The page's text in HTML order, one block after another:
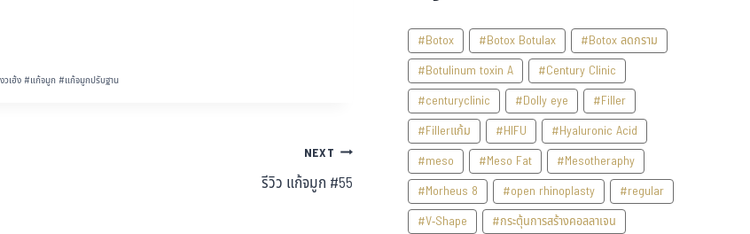
วเฮ้ง #แก้จมูก#แก้จมูกปรับฐาน
NEXT
รีวิว แก้จมูก #55
#Botox #Botox Botulax
#Botox ลดกราม
#Botulinum toxin A
#Century Clinic
#centuryclinic
#Dolly eye
#Filler
#Fillerแก้ม
#HIFU
#Hyaluronic Acid
#meso
#Meso Fat
#Mesotheraphy
#Morheus 8
#open rhinoplasty
#regular
#V-Shape
#กระตุ้นการสร้างคอลลาเจน